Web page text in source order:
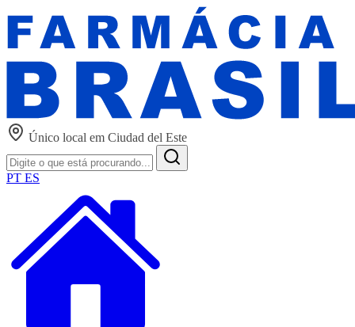
Único local em Ciudad del Este
PT ES